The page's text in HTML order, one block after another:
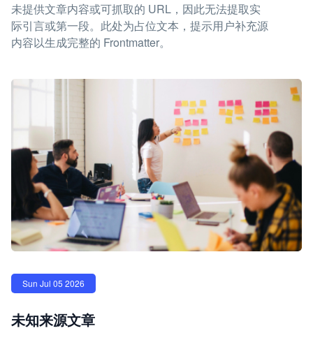
未提供文章内容或可抓取的 URL，因此无法提取实
际引言或第一段。此处为占位文本，提示用户补充源
内容以生成完整的 Frontmatter。
Sun Jul 05 2026
未知来源文章